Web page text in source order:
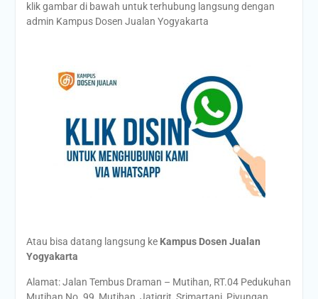
klik gambar di bawah untuk terhubung langsung dengan
admin Kampus Dosen Jualan Yogyakarta
Atau bisa datang langsung ke Kampus Dosen Jualan
Yogyakarta
Alamat: Jalan Tembus Draman – Mutihan, RT.04 Pedukuhan